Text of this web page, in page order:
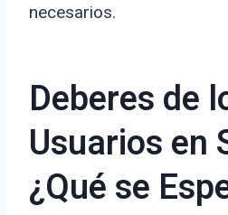
necesarios.
Deberes de
Usuarios en
¿Qué se